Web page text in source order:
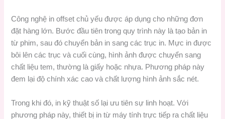
Công nghệ in offset chủ yếu được áp dụng cho những đơn
đặt hàng lớn. Bước đầu tiên trong quy trình này là tạo bản in
từ phim, sau đó chuyển bản in sang các trục in. Mực in được
bôi lên các trục và cuối cùng, hình ảnh được chuyển sang
chất liệu tem, thường là giấy hoặc nhựa. Phương pháp này
đem lại độ chính xác cao và chất lượng hình ảnh sắc nét.
Trong khi đó, in kỹ thuật số lại ưu tiên sự linh hoạt. Với
phương pháp này, thiết bị in từ máy tính trực tiếp ra chất liệu